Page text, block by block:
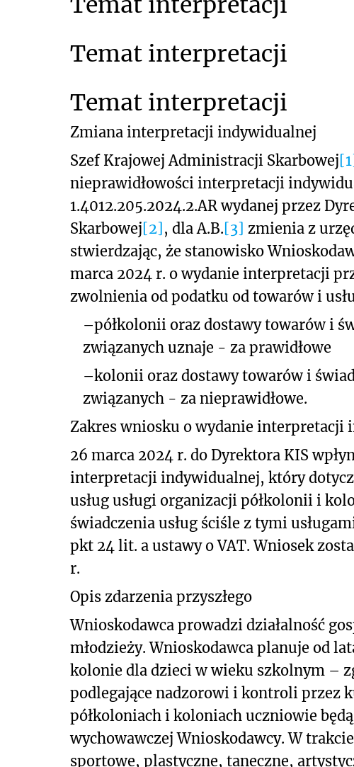
Temat interpretacji
Temat interpretacji
Zmiana interpretacji indywidualnej
Szef Krajowej Administracji Skarbowej
nieprawidłowości interpretacji
1.4012.205.2024.2.AR wydanej przez
Skarbowej[2], dla A.B.[3] zmienia z
stwierdzając, że stanowisko
marca 2024 r. o wydanie interpretacji
zwolnienia od podatku od towarów i
–półkolonii oraz dostawy towarów i
związanych uznaje - za prawidłowe
–kolonii oraz dostawy towarów i
związanych - za nieprawidłowe.
Zakres wniosku o wydanie interpretacji
26 marca 2024 r. do Dyrektora KIS
interpretacji indywidualnej, który
usług usługi organizacji półkolonii i
świadczenia usług ściśle z tymi
pkt 24 lit. a ustawy o VAT. Wniosek
r.
Opis zdarzenia przyszłego
Wnioskodawca prowadzi działalność
młodzieży. Wnioskodawca planuje od
kolonie dla dzieci w wieku szkolnym –
podlegające nadzorowi i kontroli przez
półkoloniach i koloniach uczniowie
wychowawczej Wnioskodawcy. W
sportowe, plastyczne, taneczne,